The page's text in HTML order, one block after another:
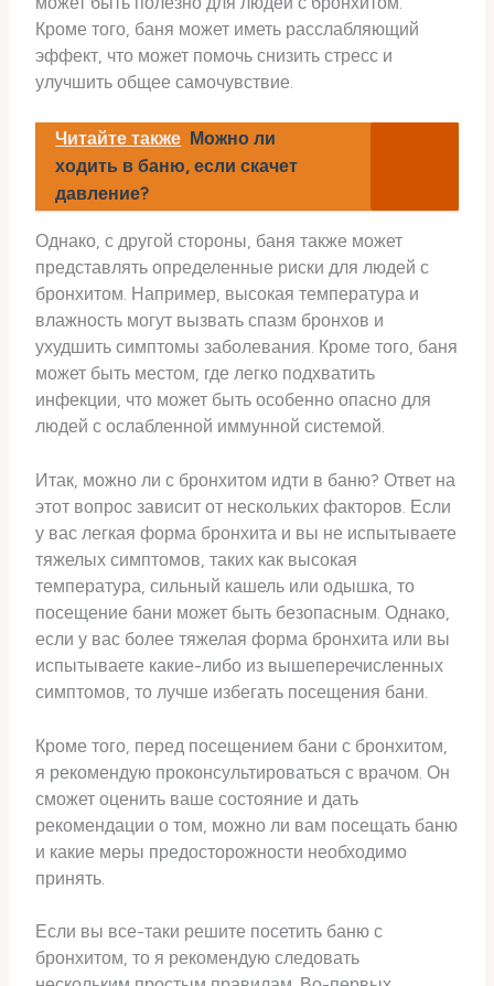
Кроме того, баня может иметь расслабляющий
эффект, что может помочь снизить стресс и
улучшить общее самочувствие.
Читайте также Можно ли
ходить в баню, если скачет
давление?
Однако, с другой стороны, баня также может
представлять определенные риски для людей с
бронхитом. Например, высокая температура и
влажность могут вызвать спазм бронхов и
ухудшить симптомы заболевания. Кроме того, баня
может быть местом, где легко подхватить
инфекции, что может быть особенно опасно для
людей с ослабленной иммунной системой.
Итак, можно ли с бронхитом идти в баню? Ответ на
этот вопрос зависит от нескольких факторов. Если
у вас легкая форма бронхита и вы не испытываете
тяжелых симптомов, таких как высокая
температура, сильный кашель или одышка, то
посещение бани может быть безопасным. Однако,
если у вас более тяжелая форма бронхита или вы
испытываете какие-либо из вышеперечисленных
симптомов, то лучше избегать посещения бани.
Кроме того, перед посещением бани с бронхитом,
я рекомендую проконсультироваться с врачом. Он
сможет оценить ваше состояние и дать
рекомендации о том, можно ли вам посещать баню
и какие меры предосторожности необходимо
принять.
Если вы все-таки решите посетить баню с
бронхитом, то я рекомендую следовать